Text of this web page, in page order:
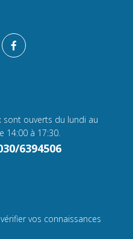
sont ouverts du lundi au
14:00 à 17:30.
6394506
vos connaissances